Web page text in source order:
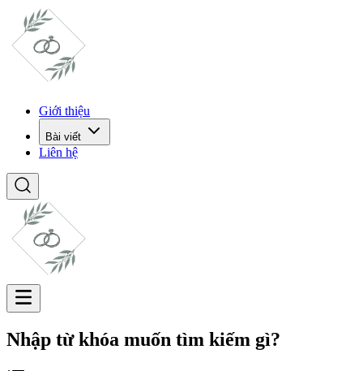
Giới thiệu
Bài viết
Liên hệ
Nhập từ khóa muốn tìm kiếm gì?